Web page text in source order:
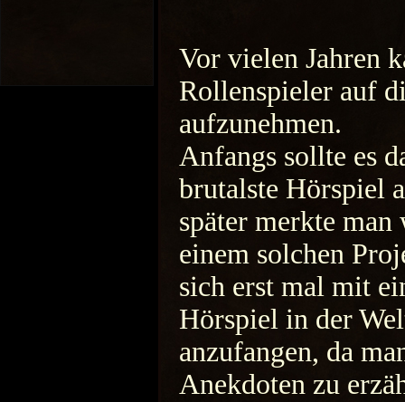
Vor vielen Jahren
Rollenspieler auf
aufzunehmen.
Anfangs sollte es
brutalste Hörspiel
später merkte
einem solchen
sich erst mal mit
Hörspiel in der
anzufangen, da
Anekdoten zu